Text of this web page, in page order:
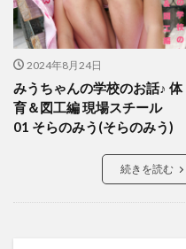
2024年8月24日
みうちゃんの学校のお話♪ 体
育＆図工編 現場スチール
01 そらのみう(そらのみう)
続きを読む